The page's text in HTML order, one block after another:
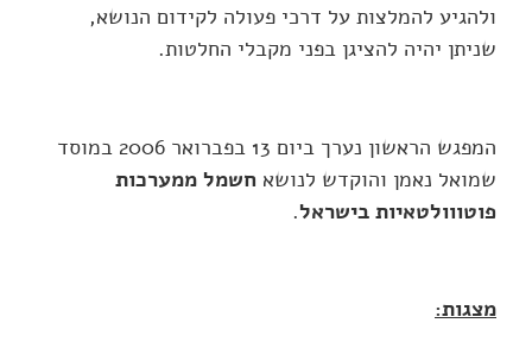
ולהגיע להמלצות על דרכי פעולה לקידום הנושא,
שניתן יהיה להציגן בפני מקבלי החלטות.
המפגש הראשון נערך ביום 13 בפברואר 2006 במוסד
שמואל נאמן והוקדש לנושא חשמל ממערכות
פוטווולטאיות בישראל.
מצגות: